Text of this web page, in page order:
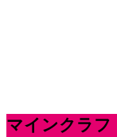
マインクラフ